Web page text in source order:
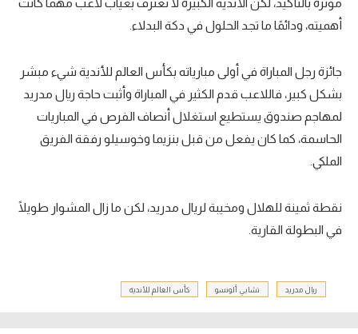
مؤثرة بالتأكيد، لكن الأندية الكبيرة لا تعترف بغياب لاعب مهما كانت
أهميته، ودائمًا ما تجد الحلول في دكة البدلاء.
جائزة رجل المباراة في أولى مبارياته بكأس العالم للأندية شيء مبشر
بشكل كبير، فاللاعب قدم الكثير في المباراة وأثبت حاجة ريال مدريد
لمهاجم صندوق يستطيع استغلال أنصاف الفرص في المباريات
الحاسمة، كما كان يفعل من قبل بنزيما وخوسيلو رفقة الفريق
الملكي.
نقطة ثمينة للهلال ومخيبة لريال مدريد، لكن ما زال المشوار طويلًا
في البطولة القارية.
ريال مدريد تشابي ألونسو كأس العالم للأندية